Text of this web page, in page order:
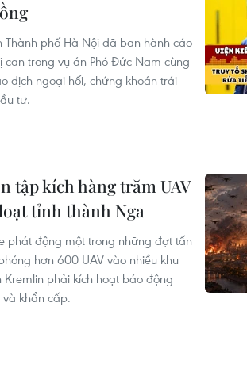
Thành phố Hà Nội đã ban hành cáo
trong vụ án Phó Đức Nam cùng
dịch ngoại hối, chứng khoán trái
tư.
tập kích hàng trăm UAV
tỉnh thành Nga
phát động một trong những đợt tấn
hơn 600 UAV vào nhiều khu
phải kích hoạt báo động
khẩn cấp.